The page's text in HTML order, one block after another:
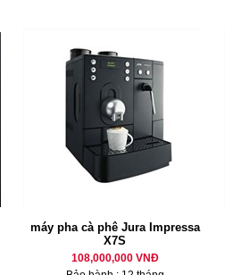
máy pha cà phê Jura Impressa
X7S
108,000,000 VNĐ